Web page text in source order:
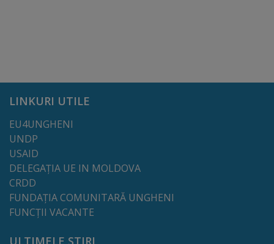
un
spațiu
verde
Educație
Instituții
preșcolare
LINKURI UTILE
EU4UNGHENI
UNDP
USAID
DELEGAȚIA UE IN MOLDOVA
CRDD
FUNDAȚIA COMUNITARĂ UNGHENI
FUNCȚII VACANTE
ULTIMELE ȘTIRI